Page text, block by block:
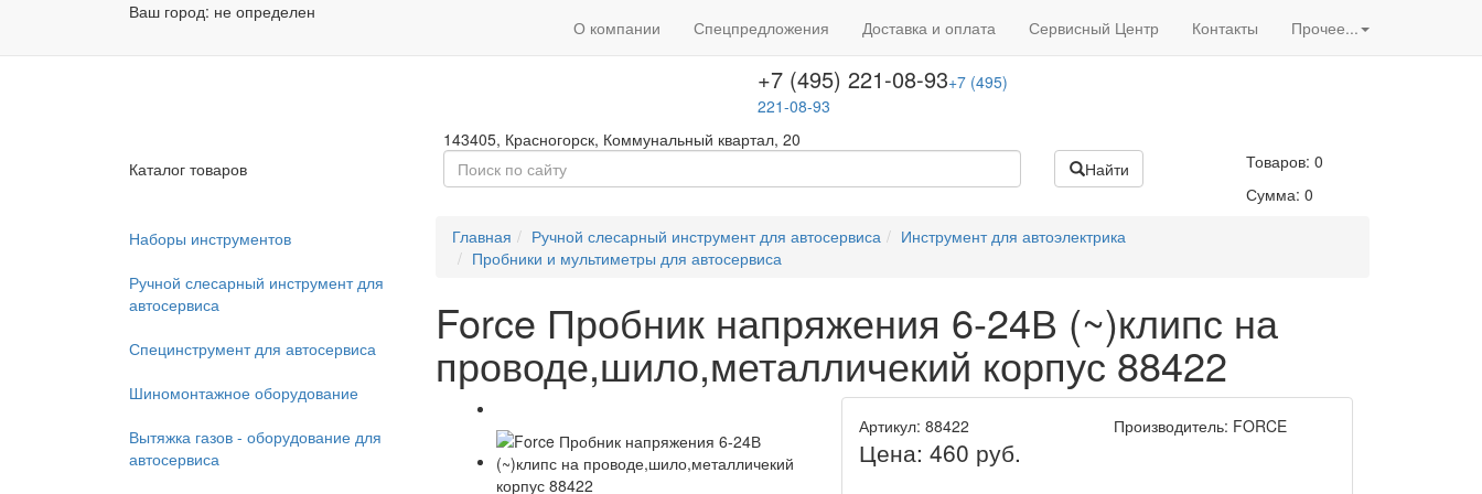
Ваш город: не определен
О компании Спецпредложения Доставка и оплата Сервисный Центр Контакты Прочее...
Пн - Пт с 09:00 до 18:00
+7 (495) 646-08-66
646-08-66
+7 (495) 221-08-93+7 (495)
221-08-93
143405, Красногорск, Коммунальный квартал, 20
Акции нашего магазина
Каталог товаров Найти Товаров:0
Сумма:0
Наборы инструментов
Ручной слесарный инструмент для
автосервиса
Специнструмент для автосервиса
Шиномонтажное оборудование
Вытяжка газов - оборудование для
автосервиса
Главная Ручной слесарный инструмент для автосервиса
Инструмент для автоэлектрика
Пробники и мультиметры для автосервиса
Force Пробник напряжения 6-24В (~)клипс на
проводе,шило,металличекий корпус 88422
Артикул: 88422 Производитель: FORCE
Цена: 460 руб.